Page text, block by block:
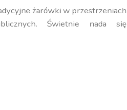
żarówki w przestrzeniach
Świetnie nada się